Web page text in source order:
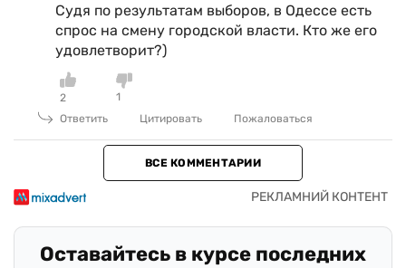
Судя по результатам выборов, в Одессе есть
спрос на смену городской власти. Кто же его
удовлетворит?)
2
1
Ответить
Цитировать Пожаловаться
ВСЕ КОММЕНТАРИИ
Оставайтесь в курсе последних